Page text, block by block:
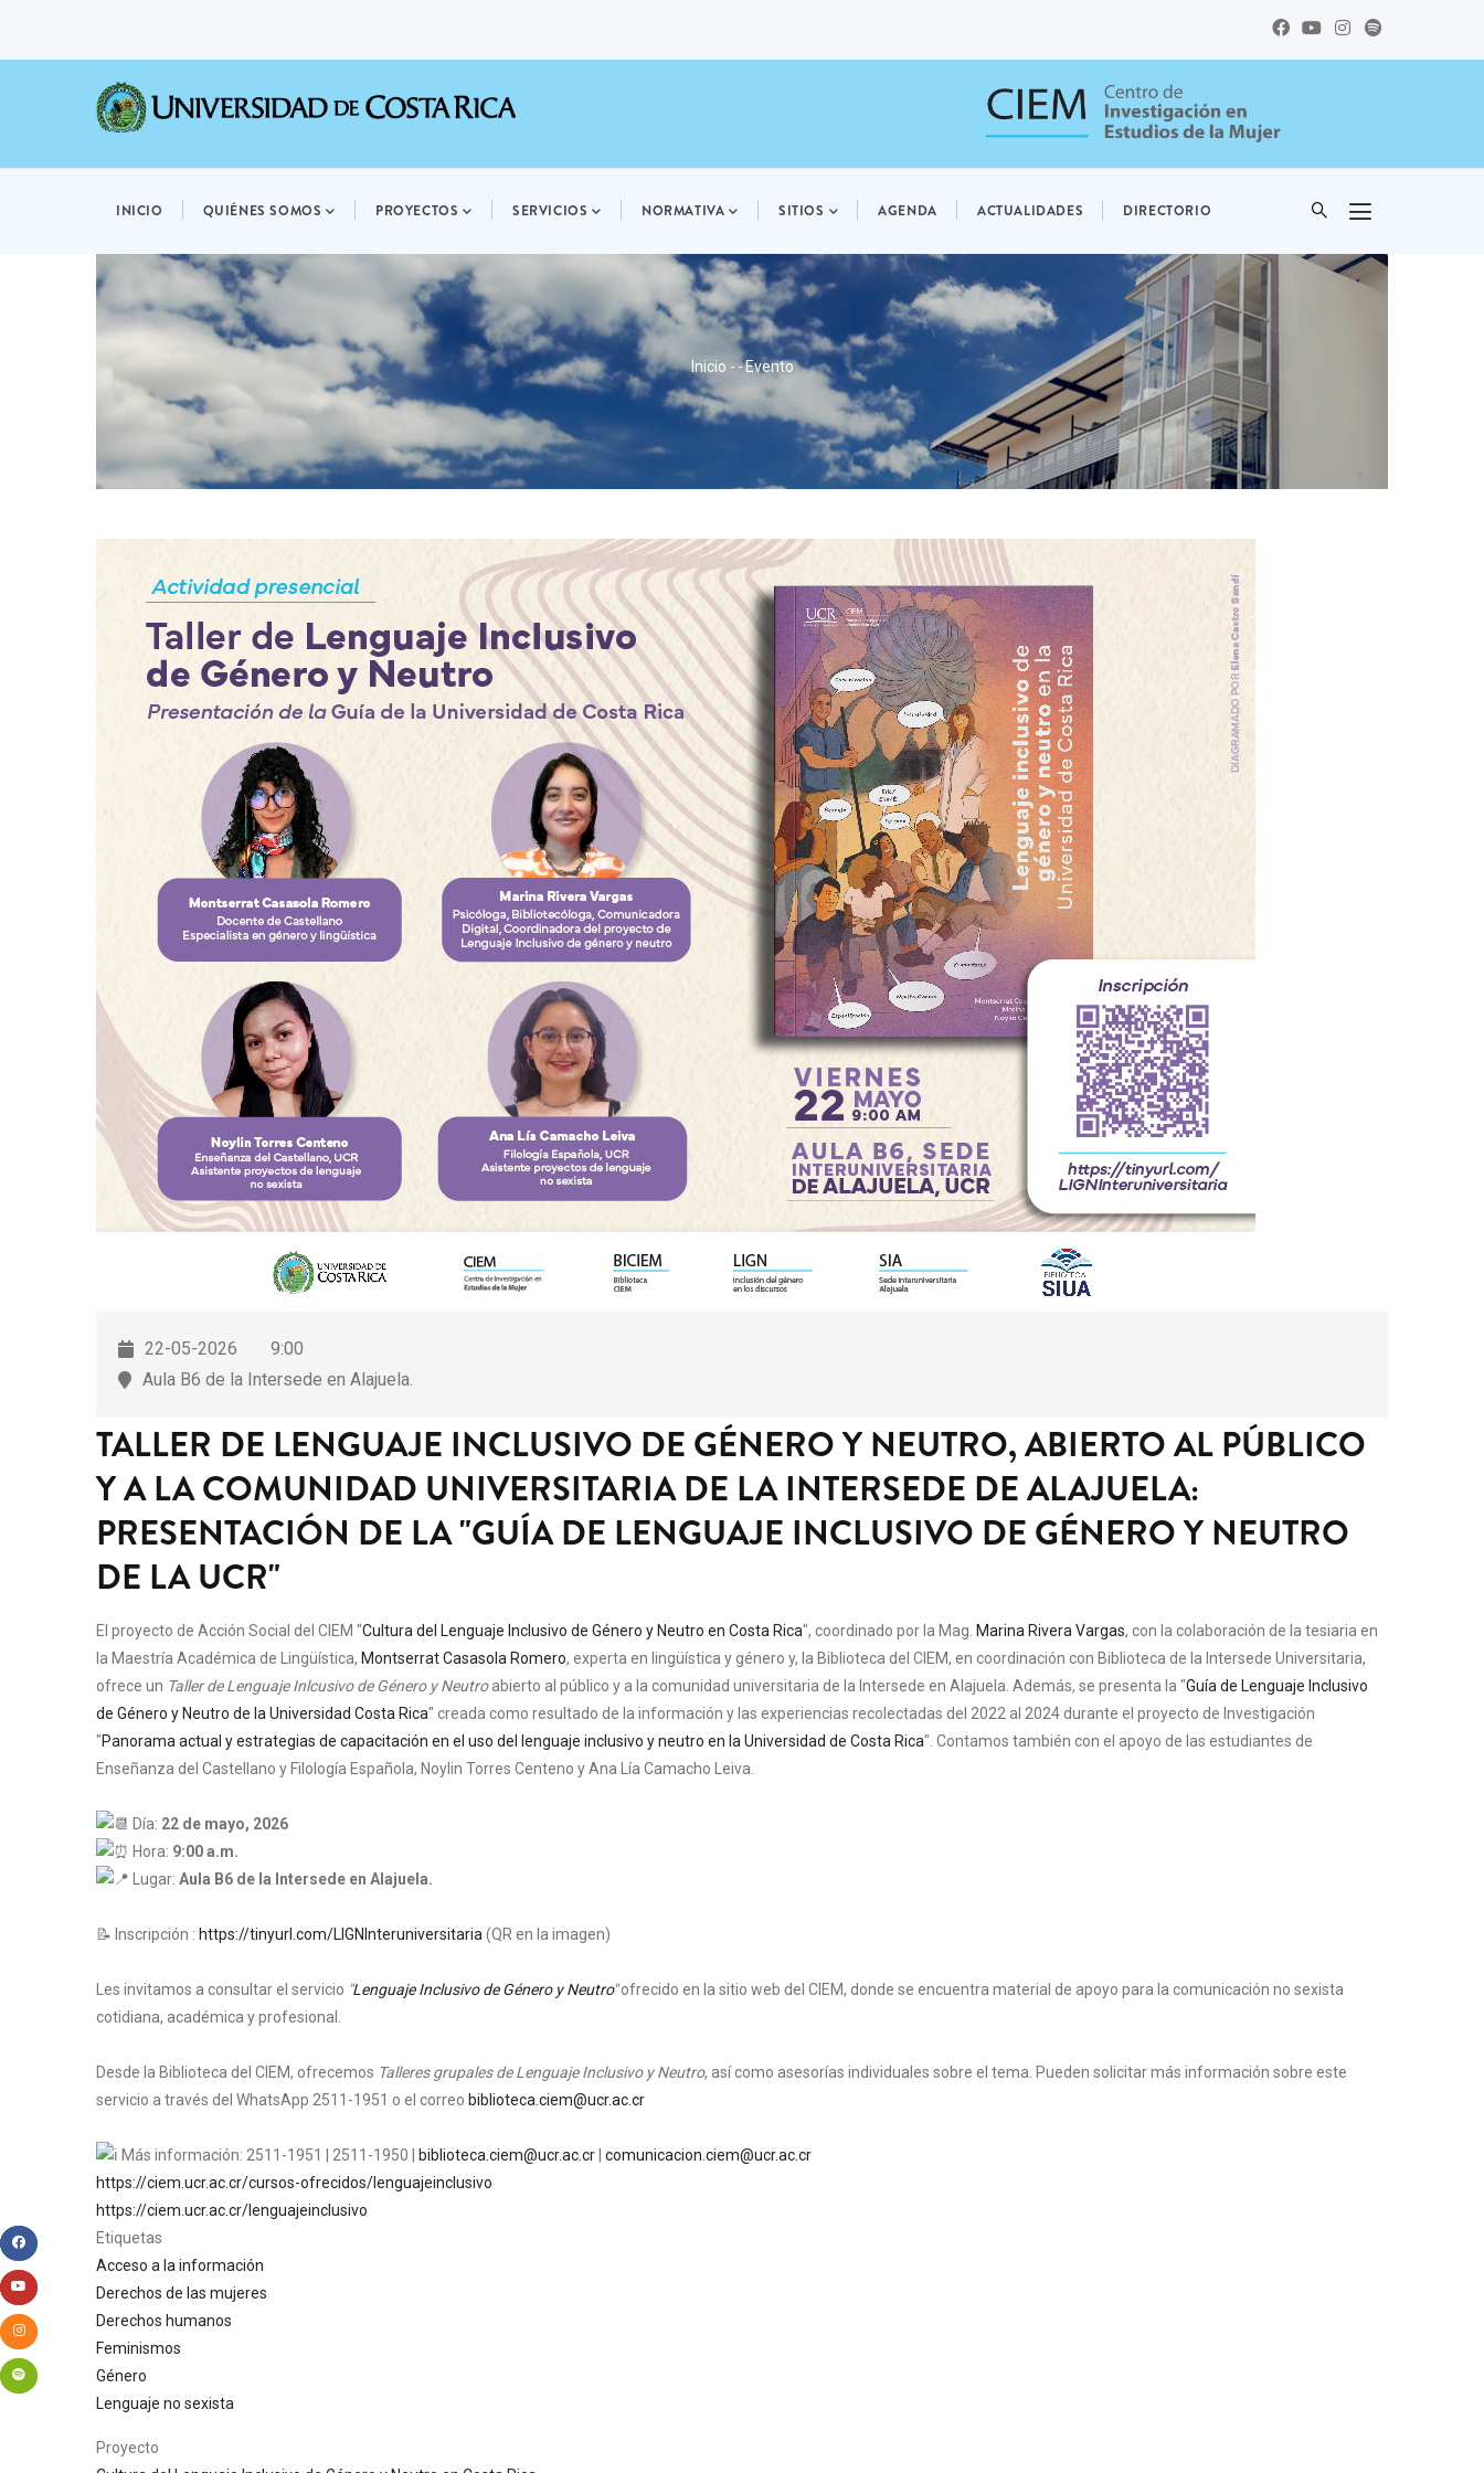
NAVIGATION
INICIO QUIÉNES SOMOS PROYECTOS SERVICIOS NORMATIVA SITIOS AGENDA ACTUALIDADES DIRECTORIO
RUTA
DE
NAVEGACIÓN
Inicio - -Evento
22-05-2026
9:00
Aula B6 de la Intersede en Alajuela.
TALLER DE LENGUAJE INCLUSIVO DE GÉNERO Y NEUTRO, ABIERTO AL PÚBLICO
Y A LA COMUNIDAD UNIVERSITARIA DE LA INTERSEDE DE ALAJUELA:
PRESENTACIÓN DE LA "GUÍA DE LENGUAJE INCLUSIVO DE GÉNERO Y NEUTRO
DE LA UCR"
El proyecto de Acción Social del CIEM "Cultura del Lenguaje Inclusivo de Género y Neutro en Costa Rica", coordinado por la Mag. Marina Rivera Vargas, con la colaboración de la tesiaria en
la Maestría Académica de Lingüística, Montserrat Casasola Romero, experta en lingüística y género y, la Biblioteca del CIEM, en coordinación con Biblioteca de la Intersede Universitaria,
ofrece un Taller de Lenguaje Inlcusivo de Género y Neutroabierto al público y a la comunidad universitaria de la Intersede en Alajuela. Además, se presenta la "Guía de Lenguaje Inclusivo
de Género y Neutro de la Universidad Costa Rica" creada como resultado de la información y las experiencias recolectadas del 2022 al 2024 durante el proyecto de Investigación
"Panorama actual y estrategias de capacitación en el uso del lenguaje inclusivo y neutro en la Universidad de Costa Rica". Contamos también con el apoyo de las estudiantes de
Enseñanza del Castellano y Filología Española, Noylin Torres Centeno y Ana Lía Camacho Leiva.
Día: 22 de mayo, 2026
Hora: 9:00 a.m.
Lugar: Aula B6 de la Intersede en Alajuela.
📝 Inscripción : https://tinyurl.com/LIGNInteruniversitaria (QR en la imagen)
Les invitamos a consultar el servicio "Lenguaje Inclusivo de Género y Neutro"ofrecido en la sitio web del CIEM, donde se encuentra material de apoyo para la comunicación no sexista
cotidiana, académica y profesional.
Desde la Biblioteca del CIEM, ofrecemos Talleres grupales de Lenguaje Inclusivo y Neutro, así como asesorías individuales sobre el tema. Pueden solicitar más información sobre este
servicio a través del WhatsApp 2511-1951 o el correo biblioteca.ciem@ucr.ac.cr
Más información: 2511-1951 | 2511-1950 | biblioteca.ciem@ucr.ac.cr comunicacion.ciem@ucr.ac.cr
https://ciem.ucr.ac.cr/cursos-ofrecidos/lenguajeinclusivo
https://ciem.ucr.ac.cr/lenguajeinclusivo
Etiquetas
Acceso a la información
Derechos de las mujeres
Derechos humanos
Feminismos
Género
Lenguaje no sexista
Proyecto